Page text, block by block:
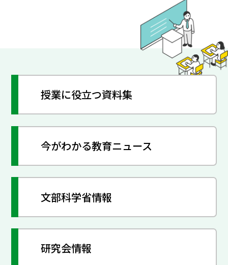
授業に役立つ資料集
今がわかる教育ニュース
文部科学省情報
研究会情報